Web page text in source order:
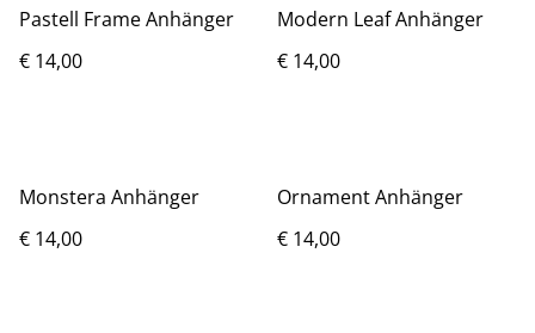
Pastell Frame Anhänger
€ 14,00
Modern Leaf Anhänger
€ 14,00
Monstera Anhänger
€ 14,00
Ornament Anhänger
€ 14,00